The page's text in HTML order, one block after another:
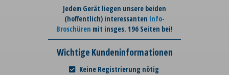
Jedem Gerät liegen unsere beiden
(hoffentlich) interessanten Info-
Broschüren mit insges. 196 Seiten bei!
Wichtige Kundeninformationen
Keine Registrierung nötig